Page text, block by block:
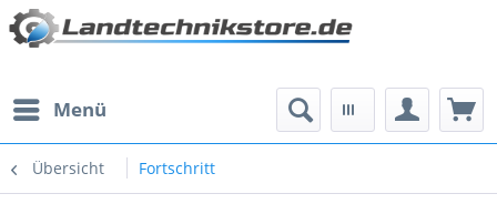
Menü
Übersicht Fortschritt